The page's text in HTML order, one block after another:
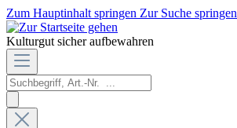
Zum Hauptinhalt springen Zur Suche springen
Kulturgut sicher aufbewahren